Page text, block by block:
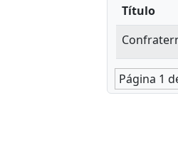
Título
Página 1